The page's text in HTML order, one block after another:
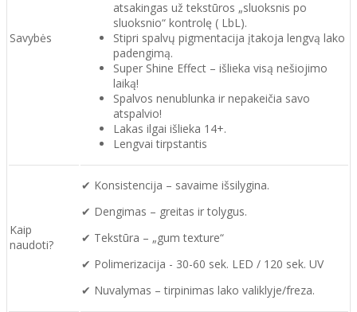
Savybės
atsakingas už tekstūros „sluoksnis po
sluoksnio“ kontrolę ( LbL).
Stipri spalvų pigmentacija įtakoja lengvą lako
padengimą.
Super Shine Effect – išlieka visą nešiojimo
laiką!
Spalvos nenublunka ir nepakeičia savo
atspalvio!
Lakas ilgai išlieka 14+.
Lengvai tirpstantis
Kaip
naudoti?
✔ Konsistencija – savaime išsilygina.
✔ Dengimas – greitas ir tolygus.
✔ Tekstūra – „gum texture“
✔ Polimerizacija - 30-60 sek. LED / 120 sek. UV
✔ Nuvalymas – tirpinimas lako valiklyje/freza.